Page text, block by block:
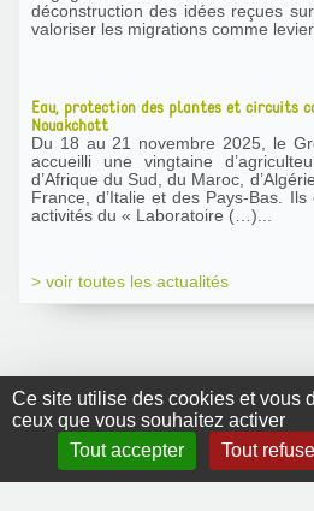
Ce site utilise des cookies et vous
ceux que vous souhaitez activer
Tout accepter
Tout
déconstruction des idées reçues
valoriser les migrations comme
Eau, protection des plantes et circuits
Nouakchott
Du 18 au 21 novembre 2025, le
accueilli une vingtaine
d’Afrique du Sud, du Maroc,
France, d’Italie et des Pays-Bas.
activités du « Laboratoire (…)...
> voir toutes les actualités
2010 |RSS|Plan du site|